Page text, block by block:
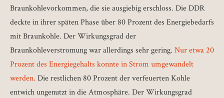
Braunkohlevorkommen, die sie ausgiebig erschloss. Die DDR
deckte in ihrer späten Phase über 80 Prozent des Energiebedarfs
mit Braunkohle. Der Wirkungsgrad der
Braunkohleverstromung war allerdings sehr gering. Nur etwa 20
Prozent des Energiegehalts konnte in Strom umgewandelt
werden. Die restlichen 80 Prozent der verfeuerten Kohle
entwich ungenutzt in die Atmosphäre. Der Wirkungsgrad